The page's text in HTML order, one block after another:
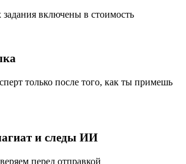
включены в стоимость
только после того, как ты примешь
и следы ИИ
перед отправкой